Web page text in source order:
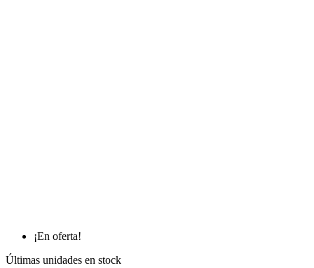
¡En oferta!
Últimas unidades en stock